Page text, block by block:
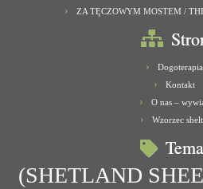
ZA TĘCZOWYM MOSTEM /
Dogoterapia
Kontakt
O nas –
Wzorzec
(SHETLAND